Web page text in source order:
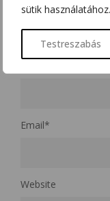
sütik használatához.
Testreszabás
Email*
Website